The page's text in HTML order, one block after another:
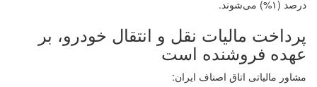
درصد (۱%) می‌شوند.
پرداخت مالیات نقل و انتقال خودرو، بر
عهده فروشنده است
مشاور مالیاتی اتاق اصناف ایران: